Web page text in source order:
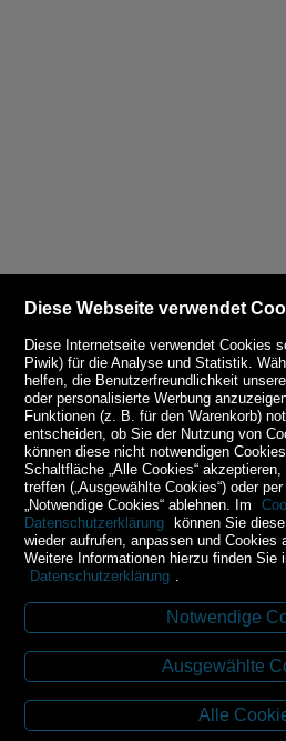
Kontakt
Budweiser
3943
Tel.: 02853/
Diese Webseite verwendet
Diese Internetseite verwendet Cookies
Piwik) für die Analyse und Statistik.
helfen, die Benutzerfreundlichkeit
oder personalisierte Werbung
Funktionen (z. B. für den Warenkorb)
entscheiden, ob Sie der Nutzung von
können diese nicht notwendigen
Schaltfläche „Alle Cookies“
treffen („Ausgewählte Cookies“) oder
„Notwendige Cookies“ ablehnen. Im
Datenschutzerklärung können Sie
wieder aufrufen, anpassen und Cookies
Weitere Informationen hierzu finden Sie
Datenschutzerklärung
Notwendige
Ausgewählte
Alle